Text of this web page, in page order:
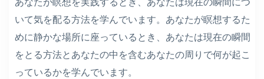
いて気を配る方法を学んでいます。あなたが瞑想するた
めに静かな場所に座っているとき、あなたは現在の瞬間
をとる方法とあなたの中を含むあなたの周りで何が起こ
っているかを学んでいます。